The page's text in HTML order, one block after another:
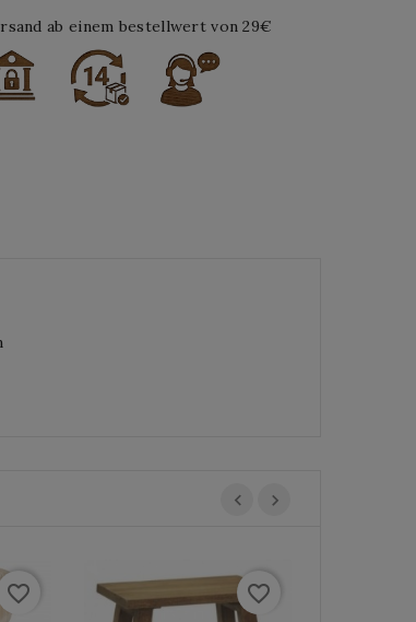
ab einem bestellwert von 29€
favorite_border favorite_border